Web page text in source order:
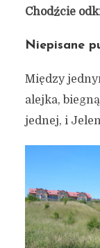
Chodźcie
Niepisane
Między
alejka,
jednej, i